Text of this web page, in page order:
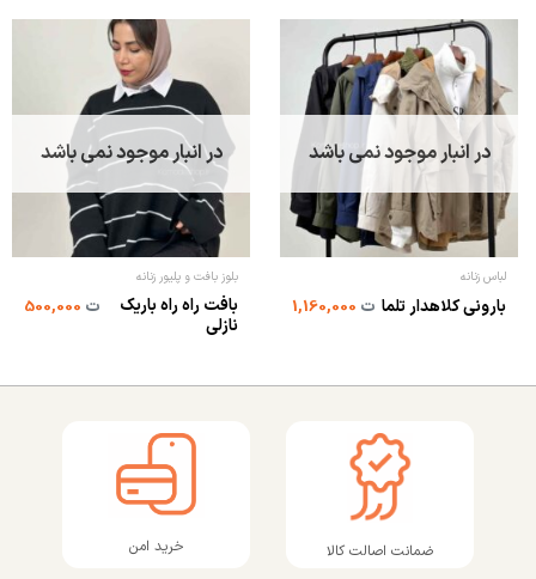
در انبار موجود نمی باشد
لباس زنانه
بارونی کلاهدار تلما ت1,160,000
در انبار موجود نمی باشد
بلوز بافت و پلیور زنانه
بافت راه راه باریک
نازلی
ت500,000
ضمانت اصالت کالا خرید امن